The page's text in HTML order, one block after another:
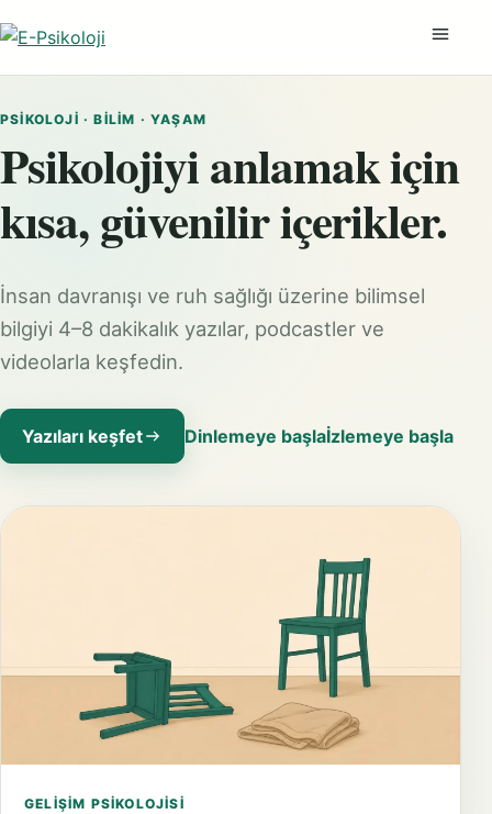
PSIKOLOJI · BILIM · YAŞAM
Psikolojiyi anlamak için
kısa, güvenilir içerikler.
İnsan davranışı ve ruh sağlığı üzerine bilimsel
bilgiyi 4–8 dakikalık yazılar, podcastler ve
videolarla keşfedin.
Yazıları keşfet Dinlemeye başlaİzlemeye başla
GELIŞIM PSIKOLOJISI